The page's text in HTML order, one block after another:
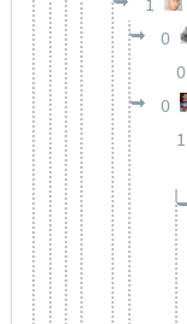
0
0
0
1